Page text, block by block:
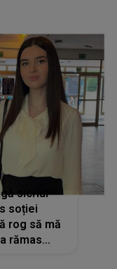
sicriul
soției
rog să mă
rămas